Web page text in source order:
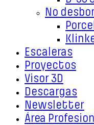
No
Escaleras
Proyectos
Visor 3D
Descargas
Newsletter
Área